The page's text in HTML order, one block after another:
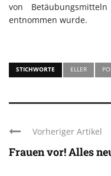
von
entnommen wurde.
STICHWORTE ELLER
Vorheriger Artikel
Frauen vor! Alles